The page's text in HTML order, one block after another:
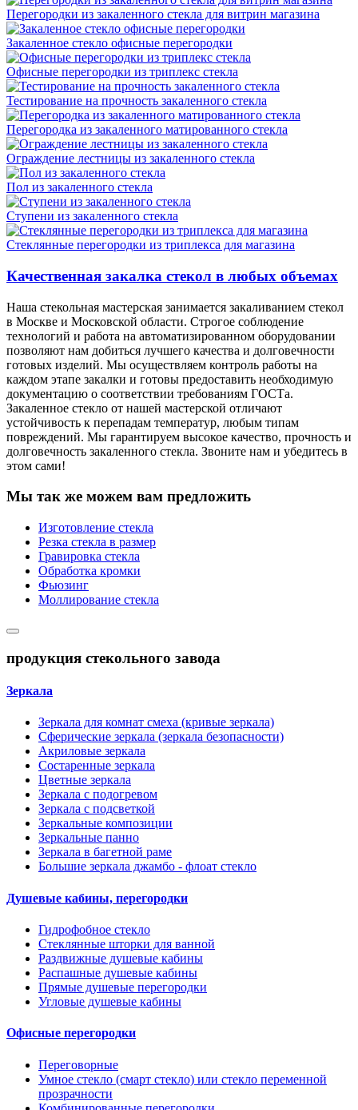
Перегородки из закаленного стекла для витрин магазина
Закаленное стекло офисные перегородки
Офисные перегородки из триплекс стекла
Тестирование на прочность закаленного стекла
Перегородка из закаленного матированного стекла
Ограждение лестницы из закаленного стекла
Пол из закаленного стекла
Ступени из закаленного стекла
Стеклянные перегородки из триплекса для магазина
Качественная закалка стекол в любых объемах
Наша стекольная мастерская занимается закаливанием стекол
в Москве и Московской области. Строгое соблюдение
технологий и работа на автоматизированном оборудовании
позволяют нам добиться лучшего качества и долговечности
готовых изделий. Мы осуществляем контроль работы на
каждом этапе закалки и готовы предоставить необходимую
документацию о соответствии требованиям ГОСТа.
Закаленное стекло от нашей мастерской отличают
устойчивость к перепадам температур, любым типам
повреждений. Мы гарантируем высокое качество, прочность и
долговечность закаленного стекла. Звоните нам и убедитесь в
этом сами!
Мы так же можем вам предложить
Изготовление стекла
Резка стекла в размер
Гравировка стекла
Обработка кромки
Фьюзинг
Моллирование стекла
продукция стекольного завода
Зеркала
Зеркала для комнат смеха (кривые зеркала)
Сферические зеркала (зеркала безопасности)
Акриловые зеркала
Состаренные зеркала
Цветные зеркала
Зеркала с подогревом
Зеркала с подсветкой
Зеркальные композиции
Зеркальные панно
Зеркала в багетной раме
Большие зеркала джамбо - флоат стекло
Душевые кабины, перегородки
Гидрофобное стекло
Стеклянные шторки для ванной
Раздвижные душевые кабины
Распашные душевые кабины
Прямые душевые перегородки
Угловые душевые кабины
Офисные перегородки
Переговорные
Умное стекло (смарт стекло) или стекло переменной
прозрачности